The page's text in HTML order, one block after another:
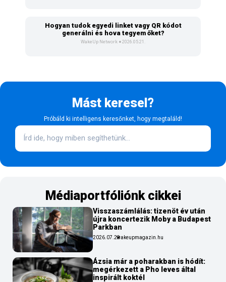
Hogyan tudok egyedi linket vagy QR kódot
generálni és hova tegyem őket?
WakeUp Network 2026.05.21.
Mást keresel?
Próbáld ki intelligens keresőnket, hogy megtaláld!
Médiaportfóliónk cikkei
Visszaszámlálás: tizenöt év után
újra koncertezik Moby a Budapest
Parkban
2026.07.29wakeupmagazin.hu
Ázsia már a poharakban is hódít:
megérkezett a Pho leves által
inspirált koktél